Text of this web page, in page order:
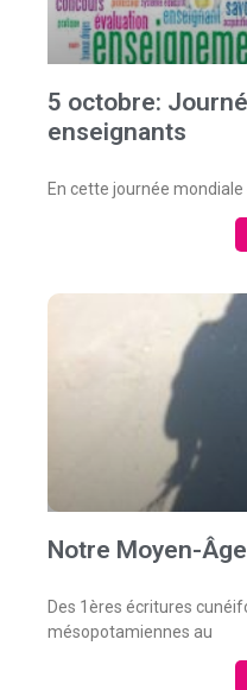
5 octobre:
enseignants
En cette journée
Notre Moyen-
Des 1ères écritures
mésopotamiennes au